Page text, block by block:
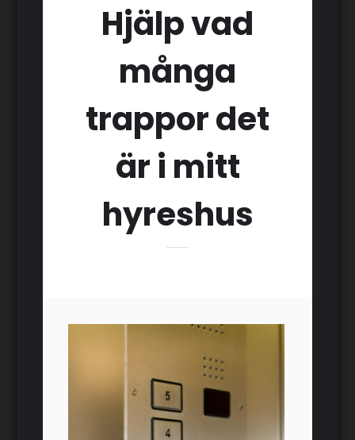
Hjälp vad
många
trappor det
är i mitt
hyreshus